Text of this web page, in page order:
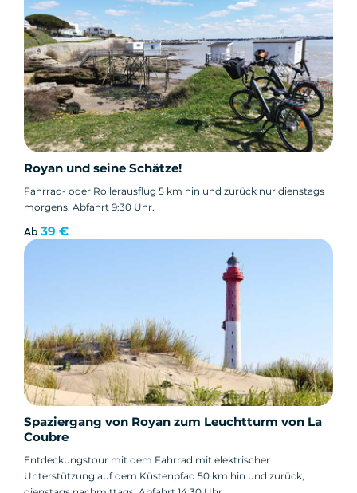
Royan und seine Schätze!
Fahrrad- oder Rollerausflug 5 km hin und zurück nur dienstags
morgens. Abfahrt 9:30 Uhr.
Ab 39 €
Spaziergang von Royan zum Leuchtturm von La
Coubre
Entdeckungstour mit dem Fahrrad mit elektrischer
Unterstützung auf dem Küstenpfad 50 km hin und zurück,